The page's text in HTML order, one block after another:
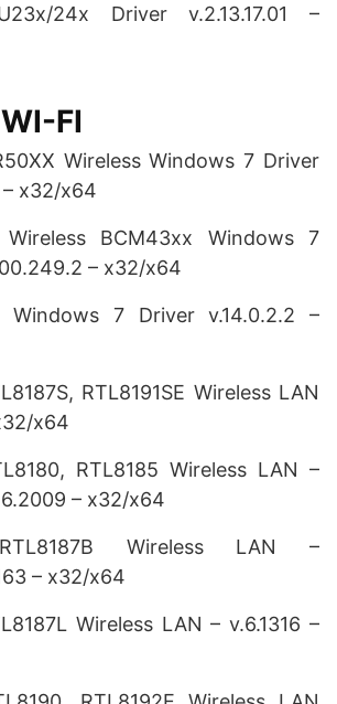
24x Driver v.2.13.17.01 –
FI
Wireless Windows 7 Driver
x32/x64
Wireless BCM43xx Windows 7
– x32/x64
Windows 7 Driver v.14.0.2.2 –
RTL8191SE Wireless LAN
x64
RTL8185 Wireless LAN –
– x32/x64
Wireless LAN –
– x32/x64
Wireless LAN – v.6.1316 –